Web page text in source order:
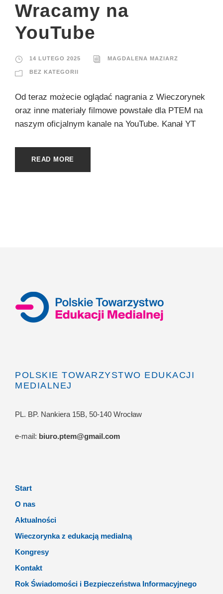
Wracamy na
YouTube
14 LUTEGO 2025 MAGDALENA MAZIARZ
BEZ KATEGORII
Od teraz możecie oglądać nagrania z Wieczorynek
oraz inne materiały filmowe powstałe dla PTEM na
naszym oficjalnym kanale na YouTube. Kanał YT
READ MORE
POLSKIE TOWARZYSTWO EDUKACJI
MEDIALNEJ
PL. BP. Nankiera 15B, 50-140 Wrocław
e-mail: biuro.ptem@gmail.com
Start
O nas
Aktualności
Wieczorynka z edukacją medialną
Kongresy
Kontakt
Rok Świadomości i Bezpieczeństwa Informacyjnego